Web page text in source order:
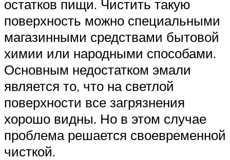
остатков пищи. Чистить такую
поверхность можно специальными
магазинными средствами бытовой
химии или народными способами.
Основным недостатком эмали
является то, что на светлой
поверхности все загрязнения
хорошо видны. Но в этом случае
проблема решается своевременной
чисткой.